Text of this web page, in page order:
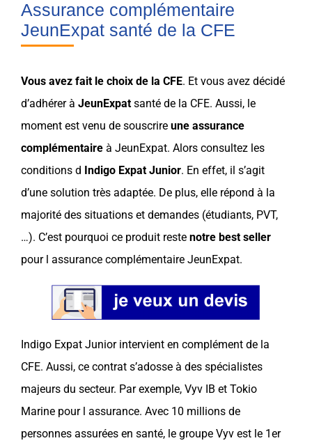
Assurance complémentaire
JeunExpat santé de la CFE
Vous avez fait le choix de la CFE. Et vous avez décidé
d’adhérer à JeunExpat santé de la CFE. Aussi, le
moment est venu de souscrire une assurance
complémentaire à JeunExpat. Alors consultez les
conditions d Indigo Expat Junior. En effet, il s’agit
d’une solution très adaptée. De plus, elle répond à la
majorité des situations et demandes (étudiants, PVT,
…). C’est pourquoi ce produit reste notre best seller
pour l assurance complémentaire JeunExpat.
Indigo Expat Juniorintervient en complément de la
CFE. Aussi, ce contrat s’adosse à des spécialistes
majeurs du secteur. Par exemple, Vyv IB et Tokio
Marine pour l assurance. Avec 10 millions de
personnes assurées en santé, le groupe Vyv est le 1er